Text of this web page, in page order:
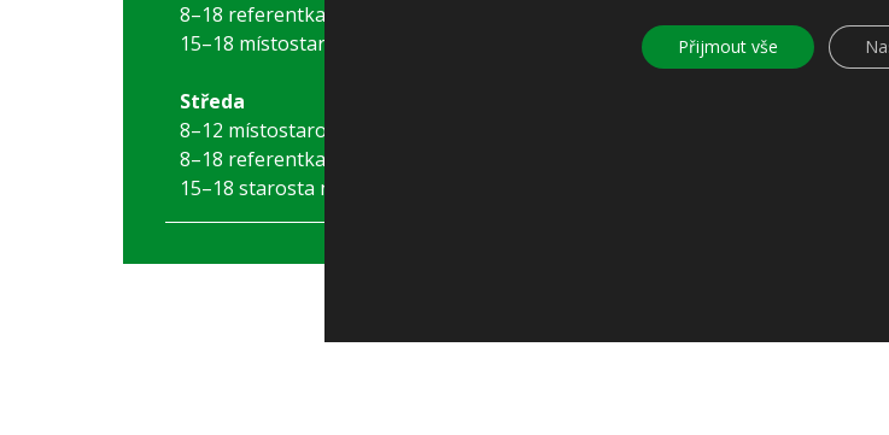
8–18 referentka
15–18 místostarostka
Středa
8–12 místostarostka
8–18 referentka
15–18 starosta nebo místostarostka
Ochrana osobních údajů
Nastavení cookies
Přijmout vše